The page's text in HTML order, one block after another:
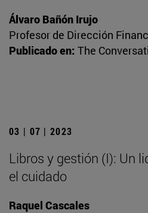
Álvaro Bañón Irujo
Profesor de Dirección
Publicado en: The
03 | 07 | 2023
Libros y gestión (I): Un
el cuidado
Raquel Cascales